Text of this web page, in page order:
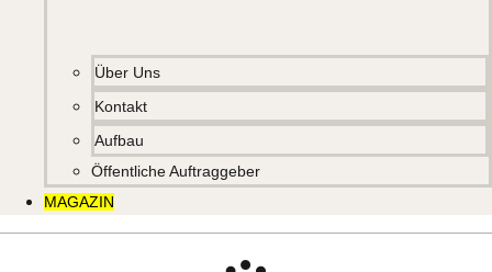
Über Uns
Kontakt
Aufbau
Öffentliche Auftraggeber
MAGAZIN